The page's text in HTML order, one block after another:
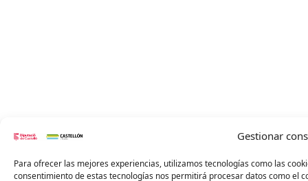
Gestionar
Para ofrecer las mejores experiencias, utilizamos tecnologías como las
consentimiento de estas tecnologías nos permitirá procesar datos como el